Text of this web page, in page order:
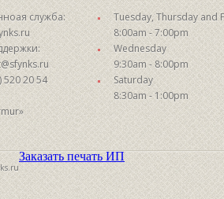
служба:
520 20 54
Tuesday, Thursday and
8:00am - 7:00pm
Wednesday
9:30am - 8:00pm
Saturday
8:30am - 1:00pm
Заказать печать ИП